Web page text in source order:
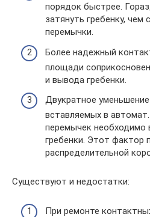
порядок быстрее.
затянуть гребенку, чем
перемычки.
Более надежный
площади
и вывода гребенки.
Двукратное
вставляемых в
перемычек необходимо
гребенки. Этот фактор
распределительной
Существуют и недостатки:
При ремонте